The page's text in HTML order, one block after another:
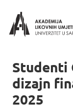
Studenti
dizajn
2025